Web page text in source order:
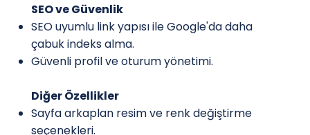
SEO ve Güvenlik
SEO uyumlu link yapısı ile Google'da daha
çabuk indeks alma.
Güvenli profil ve oturum yönetimi.
Diğer Özellikler
Sayfa arkaplan resim ve renk değiştirme
seçenekleri.